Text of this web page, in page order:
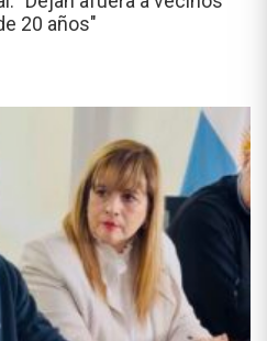
20 años"